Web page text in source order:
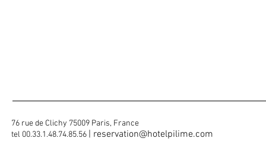
76 rue de Clichy 75009 Paris, France
tel 00.33.1.48.74.85.56 | reservation@hotelpilime.com